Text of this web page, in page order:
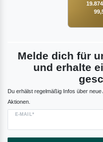
Melde dich für
und erhalte
Du erhälst regelmäßig Infos über
Aktionen.
E-MAIL*